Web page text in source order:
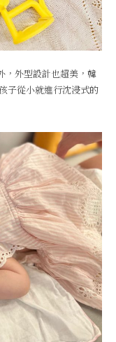
，外型設計也超美，韓
子從小就進行沈浸式的